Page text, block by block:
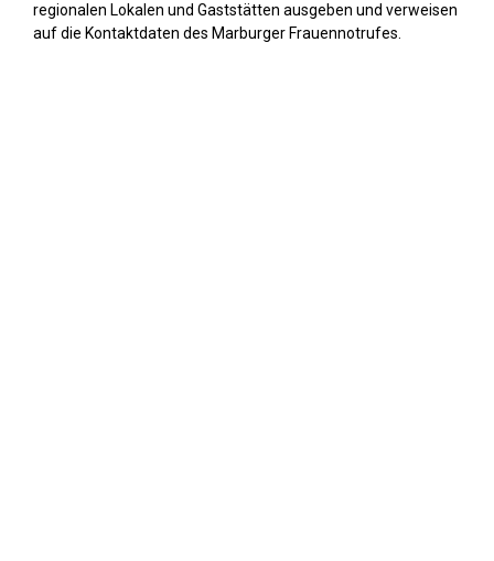
regionalen Lokalen und Gaststätten ausgeben und verweisen
auf die Kontaktdaten des Marburger Frauennotrufes.